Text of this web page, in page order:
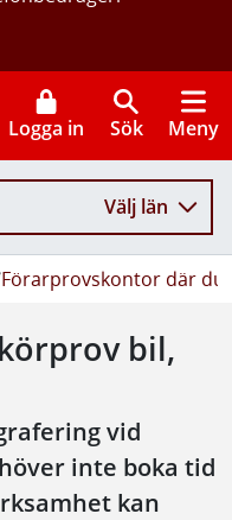
Logga in Sök Meny
Välj län
Förarprovskontor där du
bil,
vid
inte boka tid
kan